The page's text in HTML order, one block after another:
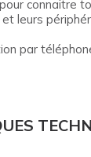
connaitre
leurs
par